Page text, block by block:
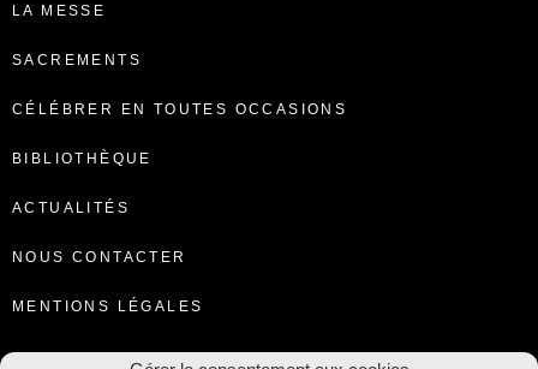
LA MESSE
SACREMENTS
CÉLÉBRER EN TOUTES OCCASIONS
BIBLIOTHÈQUE
ACTUALITÉS
NOUS CONTACTER
MENTIONS LÉGALES